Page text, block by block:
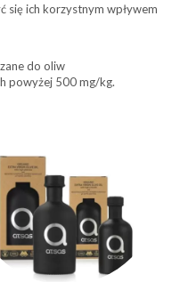
się ich korzystnym wpływem
do oliw
powyżej 500 mg/kg.